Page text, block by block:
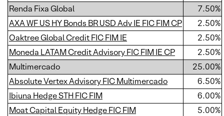
Renda Fixa Global
7.50%
AXA WF US HY Bonds BR USD Adv IE FIC FIM CP
2.50%
Oaktree Global Credit FIC FIM IE
2.50%
Moneda LATAM Credit Advisory FIC FIM IE CP
2.50%
Multimercado
25.00%
Absolute Vertex Advisory FIC Multimercado
6.50%
Ibiuna Hedge STH FIC FIM
6.00%
Moat Capital Equity Hedge FIC FIM
5.00%